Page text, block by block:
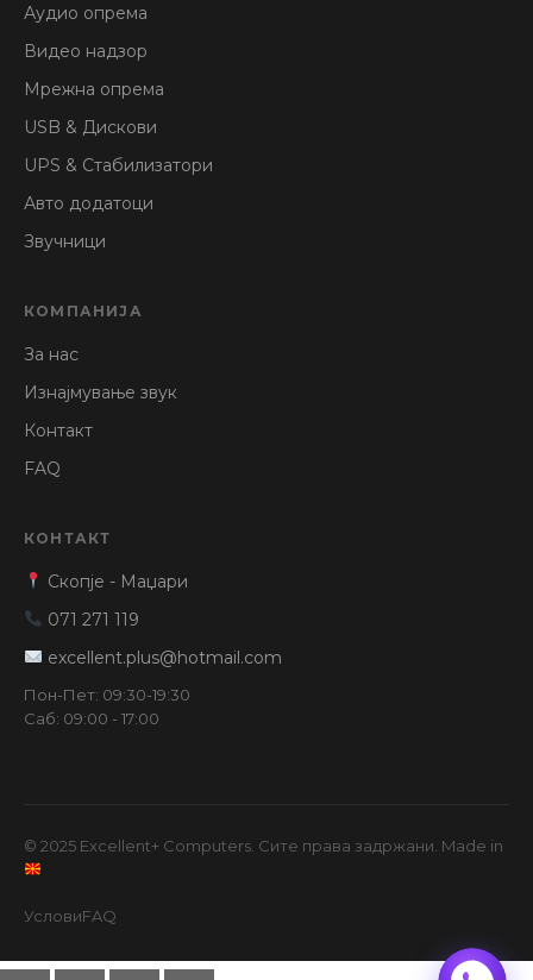
Аудио опрема
Видео надзор
Мрежна опрема
USB & Дискови
UPS & Стабилизатори
Авто додатоци
Звучници
КОМПАНИЈА
За нас
Изнајмување звук
Контакт
FAQ
КОНТАКТ
Скопје - Маџари
071 271 119
excellent.plus@hotmail.com
Пон-Пет: 09:30-19:30
Саб: 09:00 - 17:00
© 2025 Excellent+ Computers. Сите права задржани. Made in
УсловиFAQ